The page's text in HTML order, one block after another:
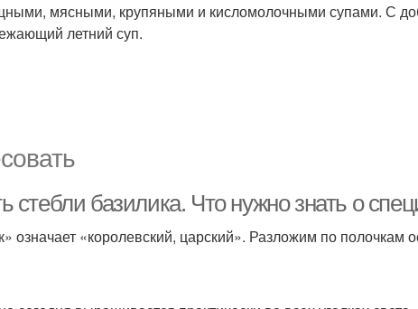
мясными, крупяными и кисломолочными супами. С
летний суп.
стебли базилика. Что нужно знать о
означает «королевский, царский». Разложим по полочкам